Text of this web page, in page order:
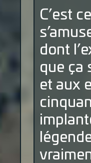
C’est
dont
que ça
et aux